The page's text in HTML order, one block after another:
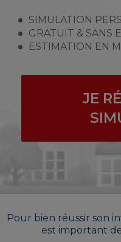
SIMULATION
GRATUIT & SANS
ESTIMATION EN
JE
Pour bien réussir son
est important